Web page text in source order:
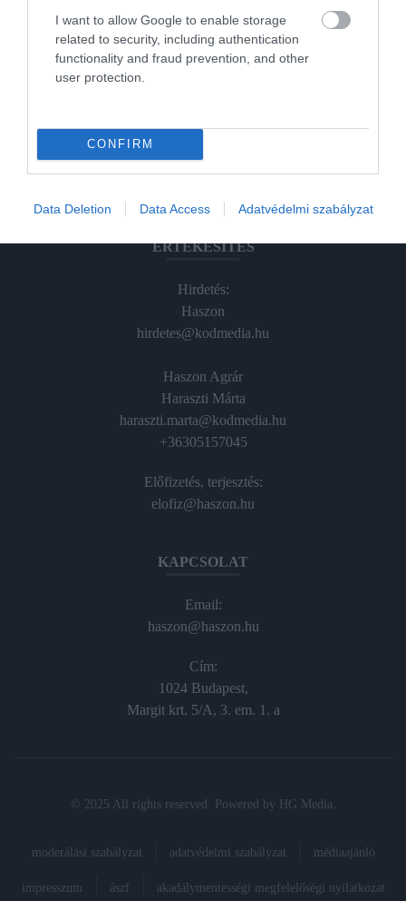
I want to allow Google to enable storage
related to security, including authentication
functionality and fraud prevention, and other
user protection.
CONFIRM
Data Deletion Data Access Adatvédelmi szabályzat
HG MEDIA
ÉRTÉKESÍTÉS
Hirdetés:
Haszon
hirdetes@kodmedia.hu
Haszon Agrár
Haraszti Márta
haraszti.marta@kodmedia.hu
+36305157045
Előfizetés, terjesztés:
elofiz@haszon.hu
KAPCSOLAT
Email:
haszon@haszon.hu
Cím:
1024 Budapest,
Margit krt. 5/A, 3. em. 1. a
© 2025 All rights reserved. Powered by HG Media.
moderálási szabályzat adatvédelmi szabályzat médiaajánló
impresszum ászf akadálymentességi megfelelőségi nyilatkozat